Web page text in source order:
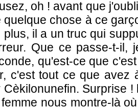
oh ! avant que
chose à ce
il a un truc qui
Que ce passe-t-il,
qu'est-ce que
c'est tout ce que avez
Surprise
nous montre-là